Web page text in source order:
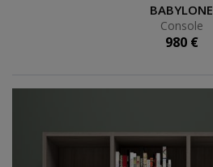
BABYLONE
Console
980 €